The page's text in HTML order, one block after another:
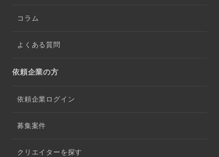
コラム
よくある質問
依頼企業の方
依頼企業ログイン
募集案件
クリエイターを探す